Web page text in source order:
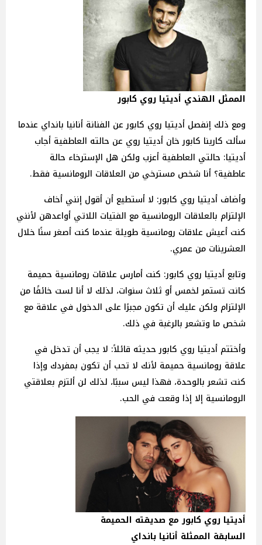
الممثل الهندي أديتيا روي كابور
ومع ذلك إنفصل أديتيا روي كابور عن الفنانة أنانيا بانداي عندما
سألت كارينا كابور خان أديتيا روي عن حالته العاطفية أجاب
أديتيا: حالتي العاطفية أعزب ولكن هل الإسترخاء حالة
عاطفية؟ أنا شخص مسترخي من العلاقات الرومانسية فقط.
وأضاف أديتيا روي كابور: لا أستطيع أن أقول إنني أخاف
الإلتزام بالعلاقات الرومانسية مع الفتيات اللاتي أواعدهن لأنني
كنت أعيش علاقات رومانسية طويلة عندما كنت أصغر سنًا خلال
العشرينات من عمري.
وتابع أديتيا روي كابور: كنت أمارس علاقات رومانسية حميمة
كانت تستمر لخمس أو ثلاث سنوات، لذلك لا أنا لست خائفًا من
الإلتزام ولكن عليك أن تكون مجبرًا على الدخول في علاقة مع
شخص ما وتشعر بالرغبة في ذلك.
وأختتم أديتيا روي كابور حديثه قائلاً: لا يجب أن تدخل في
علاقة رومانسية حميمة لأنك لا تحب أن تكون بمفردك وإذا
كنت تشعر بالوحدة، فهذا ليس سببًا، لذلك لن ألتزم بعلاقتي
الرومانسية إلا إذا وقعت في الحب.
أديتيا روي كابور مع صديقته الحميمة
السابقة الممثلة أنانيا بانداي